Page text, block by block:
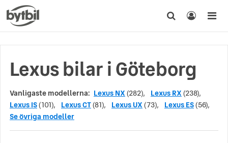
Lexus bilar i Göteborg
Vanligaste modellerna: Lexus NX (282), Lexus RX (238),
Lexus IS(101), Lexus CT(81), Lexus UX (73), Lexus ES(56),
Se övriga modeller